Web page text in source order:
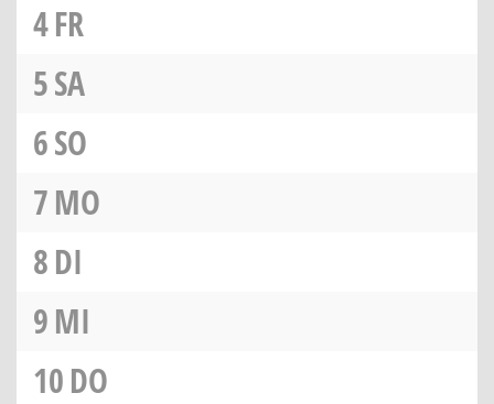
4FR
5SA
6SO
7MO
8DI
9MI
10DO